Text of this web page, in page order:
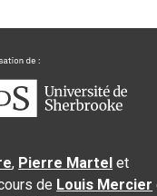
, Pierre Martel et
de Louis Mercier